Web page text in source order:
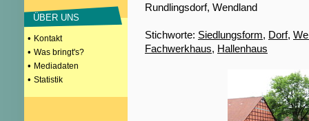
ÜBER UNS
• Kontakt
• Was bringt's?
• Mediadaten
• Statistik
Rundlingsdorf, Wendland
Stichworte: Siedlungsform, Dorf,
Fachwerkhaus, Hallenhaus